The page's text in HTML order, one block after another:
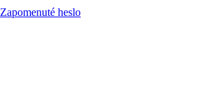
Zapomenuté heslo